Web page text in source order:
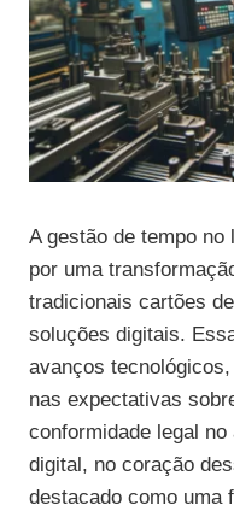
A gestão de tempo
por uma
tradicionais cartões
soluções digitais.
avanços
nas expectativas
conformidade legal
digital, no coração
destacado como uma